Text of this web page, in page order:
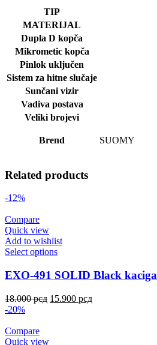
TIP
MATERIJAL
Dupla D kopča
Mikrometic kopča
Pinlok uključen
Sistem za hitne slučaje
Sunčani vizir
Vadiva postava
Veliki brojevi
Brend SUOMY
Related products
-12%
Compare
Quick view
Add to wishlist
Select options
EXO-491 SOLID Black kaciga
18.000рсд 15.900 рсд
-20%
Compare
Quick view